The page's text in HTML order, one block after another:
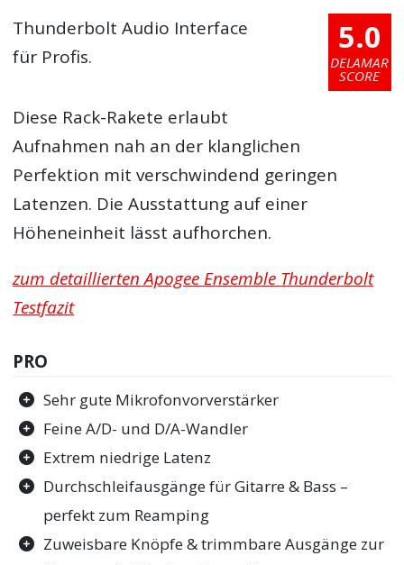
5.0
DELAMAR
SCORE
Thunderbolt Audio Interface
für Profis.
Diese Rack-Rakete erlaubt
Aufnahmen nah an der klanglichen
Perfektion mit verschwindend geringen
Latenzen. Die Ausstattung auf einer
Höheneinheit lässt aufhorchen.
zum detaillierten Apogee Ensemble Thunderbolt
Testfazit
PRO
Sehr gute Mikrofonvorverstärker
Feine A/D- und D/A-Wandler
Extrem niedrige Latenz
Durchschleifausgänge für Gitarre & Bass –
perfekt zum Reamping
Zuweisbare Knöpfe & trimmbare Ausgänge zur